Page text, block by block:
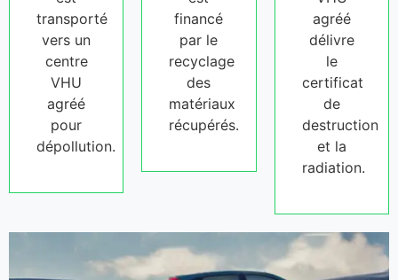
transporté
vers un
centre
VHU
agréé
pour
dépollution.
financé
par le
recyclage
des
matériaux
récupérés.
agréé
délivre
le
certificat
de
destruction
et la
radiation.